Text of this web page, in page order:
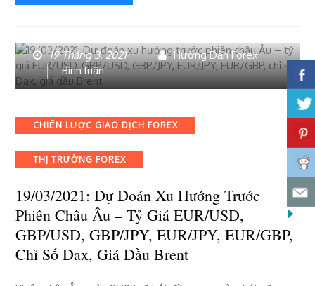
giá
dầu
Brent
19 Tháng 3, 2021
Hướng Dẫn Forex
Bình luậnbài
viết
Dự
đoán
hướng
phiên
châu
Âu
–
tỷ
Categories
CHIẾN LƯỢC GIAO DỊCH FOREX
THỊ TRƯỜNG FOREX
19/03/2021: Dự Đoán Xu Hướng Trước
Phiên Châu Âu – Tỷ Giá EUR/USD,
GBP/USD, GBP/JPY, EUR/JPY, EUR/GBP,
Chỉ Số Dax, Giá Dầu Brent